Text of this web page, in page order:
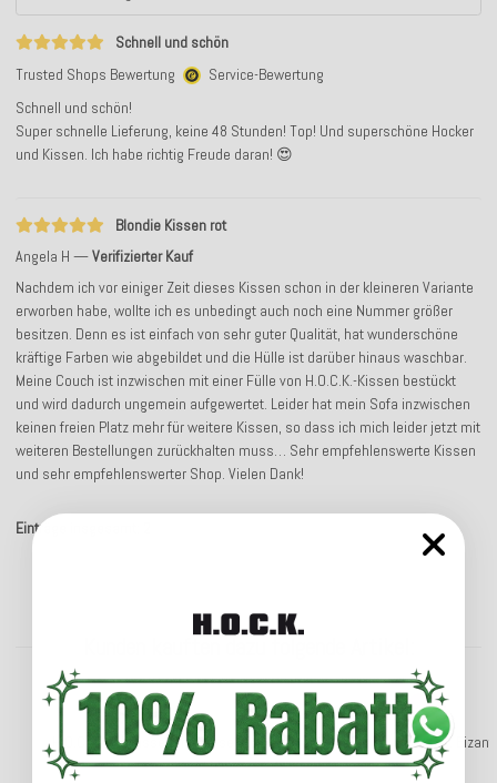
Schnell und schön
Trusted Shops Bewertung
Service-Bewertung
Schnell und schön!
Super schnelle Lieferung, keine 48 Stunden! Top! Und superschöne Hocker
und Kissen. Ich habe richtig Freude daran! 😍
Blondie Kissen rot
Angela H
Verifizierter Kauf
Nachdem ich vor einiger Zeit dieses Kissen schon in der kleineren Variante
erworben habe, wollte ich es unbedingt auch noch eine Nummer größer
besitzen. Denn es ist einfach von sehr guter Qualität, hat wunderschöne
kräftige Farben wie abgebildet und die Hülle ist darüber hinaus waschbar.
Meine Couch ist inzwischen mit einer Fülle von H.O.C.K.-Kissen bestückt
und wird dadurch ungemein aufgewertet. Leider hat mein Sofa inzwischen
keinen freien Platz mehr für weitere Kissen, so dass ich mich leider jetzt mit
weiteren Bestellungen zurückhalten muss… Sehr empfehlenswerte Kissen
und sehr empfehlenswerter Shop. Vielen Dank!
Einträge insgesamt: 2
H.O.C.K. Mali Kissen mit Biese 50x30cm rot col. 9
SALE
27%
H.O.C.K.